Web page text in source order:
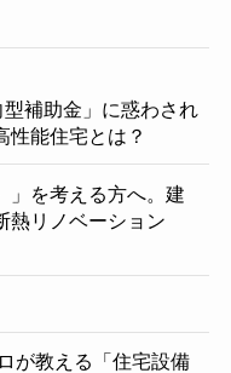
補助金」に惑わされ
性能住宅とは？
」を考える方へ。建
熱リノベーション
が教える「住宅設備